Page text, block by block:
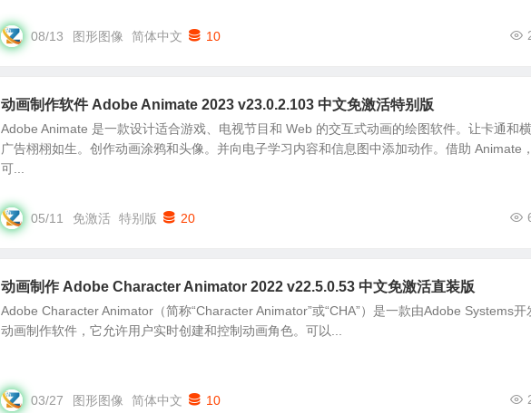
08/13 图形图像 简体中文 10
动画制作软件 Adobe Animate 2023 v23.0.2.103 中文免激活特别版
Adobe Animate 是一款设计适合游戏、电视节目和 Web 的交互式动画的绘图软件。让卡通和
广告栩栩如生。创作动画涂鸦和头像。并向电子学习内容和信息图中添加动作。借助 Animate
可...
05/11 免激活 特别版 20
动画制作 Adobe Character Animator 2022 v22.5.0.53 中文免激活直装版
Adobe Character Animator（简称“Character Animator”或“CHA”）是一款由Adobe Systems开
动画制作软件，它允许用户实时创建和控制动画角色。可以...
03/27 图形图像 简体中文 10